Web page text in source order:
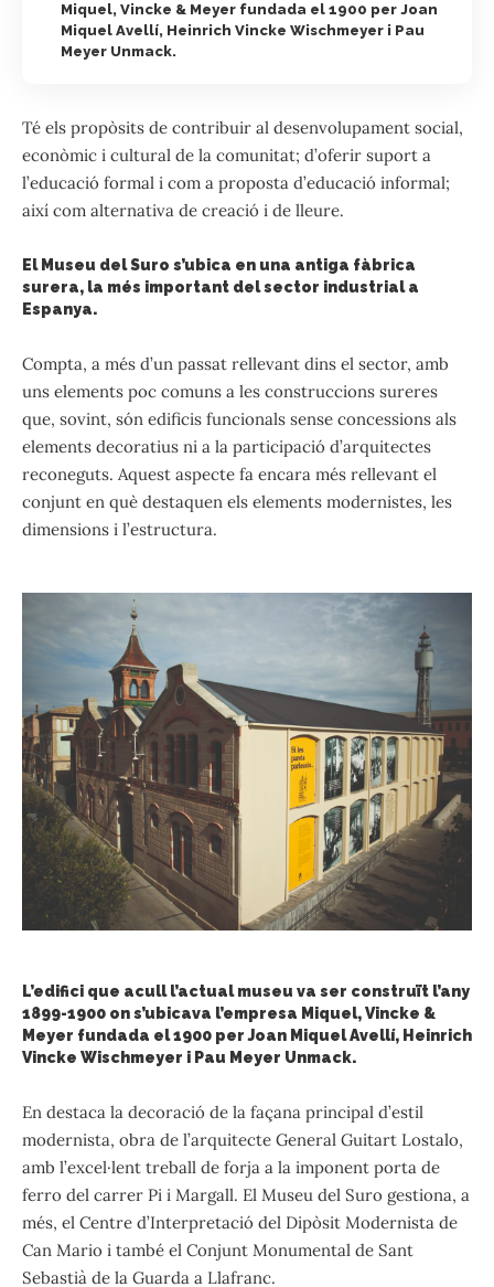
Miquel, Vincke & Meyer fundada el 1900 per Joan
Miquel Avellí, Heinrich Vincke Wischmeyer i Pau
Meyer Unmack.
Té els propòsits de contribuir al desenvolupament social,
econòmic i cultural de la comunitat; d’oferir suport a
l’educació formal i com a proposta d’educació informal;
així com alternativa de creació i de lleure.
El Museu del Suro s’ubica en una antiga fàbrica
surera, la més important del sector industrial a
Espanya.
Compta, a més d’un passat rellevant dins el sector, amb
uns elements poc comuns a les construccions sureres
que, sovint, són edificis funcionals sense concessions als
elements decoratius ni a la participació d’arquitectes
reconeguts. Aquest aspecte fa encara més rellevant el
conjunt en què destaquen els elements modernistes, les
dimensions i l’estructura.
L’edifici que acull l’actual museu va ser construït l’any
1899-1900 on s’ubicava l’empresa Miquel, Vincke &
Meyer fundada el 1900 per Joan Miquel Avellí, Heinrich
Vincke Wischmeyer i Pau Meyer Unmack.
En destaca la decoració de la façana principal d’estil
modernista, obra de l’arquitecte General Guitart Lostalo,
amb l’excel·lent treball de forja a la imponent porta de
ferro del carrer Pi i Margall. El Museu del Suro gestiona, a
més, el Centre d’Interpretació del Dipòsit Modernista de
Can Mario i també el Conjunt Monumental de Sant
Sebastià de la Guarda a Llafranc.